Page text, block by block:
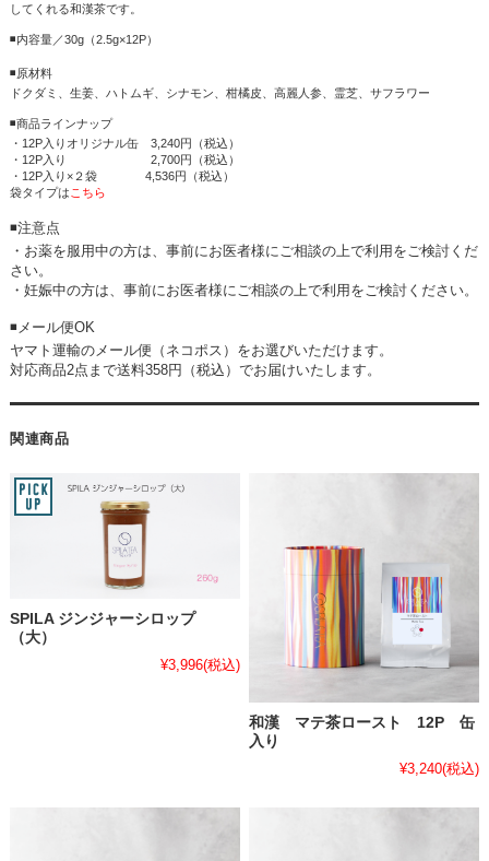
してくれる和漢茶です。
◾️内容量／30g（2.5g×12P）
◾️原材料
ドクダミ、生姜、ハトムギ、シナモン、柑橘皮、高麗人参、霊芝、サフラワー
◾️商品ラインナップ
・12P入りオリジナル缶 3,240円（税込）
・12P入り 2,700円（税込）
・12P入り×２袋 4,536円（税込）
袋タイプは こちら
◾️注意点
・お薬を服用中の方は、事前にお医者様にご相談の上で利用をご検討くだ
さい。
・妊娠中の方は、事前にお医者様にご相談の上で利用をご検討ください。
◾️メール便OK
ヤマト運輸のメール便（ネコポス）をお選びいただけます。
対応商品2点まで送料358円（税込）でお届けいたします。
関連商品
SPILA ジンジャーシロップ
（大）
¥3,996(税込)
和漢 マテ茶ロースト 12P 缶
入り
¥3,240(税込)